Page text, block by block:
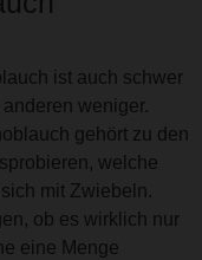
ist auch schwer
weniger.
gehört zu den
welche
mit Zwiebeln.
ob es wirklich nur
eine Menge